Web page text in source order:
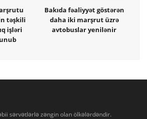
təşkili
işləri
Bakıda fəaliyyət göstərən
daha iki marşrut üzrə
avtobuslar yenilənir
sərvətlərlə zəngin olan ölkələrdəndir.